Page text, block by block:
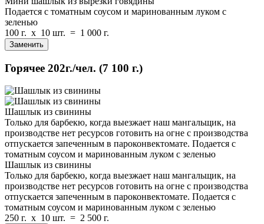
Подается с томатным соусом и маринованным луком с
зеленью
100 г. x 10 шт. = 1 000 г.
Заменить
Горячее 202г./чел. (7 100 г.)
Шашлык из свинины
Только для барбекю, когда выезжает наш мангальщик, на
производстве нет ресурсов готовить на огне с производства
отпускается запеченным в пароконвектомате. Подается с
томатным соусом и маринованным луком с зеленью
Шашлык из свинины
Только для барбекю, когда выезжает наш мангальщик, на
производстве нет ресурсов готовить на огне с производства
отпускается запеченным в пароконвектомате. Подается с
томатным соусом и маринованным луком с зеленью
250 г. x 10 шт. = 2 500 г.